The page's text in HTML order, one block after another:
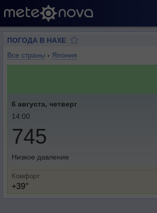
ПОГОДА В НАХЕ
Все страны › Япония
6 августа, четверг
14:00
745
Низкое давление
Комфорт
+39°